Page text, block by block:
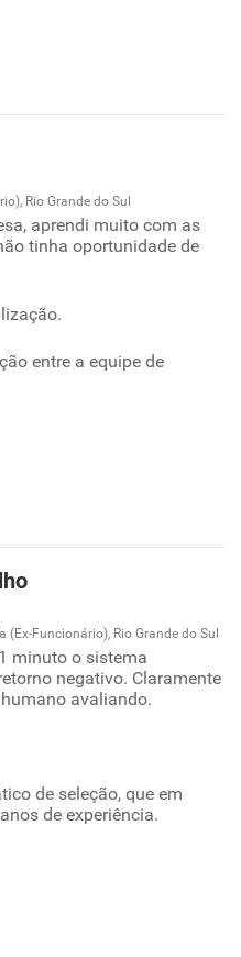
Rio Grande do Sul
aprendi muito com as
tinha oportunidade de
entre a equipe de
Funcionário), Rio Grande do Sul
minuto o sistema
negativo. Claramente
avaliando.
de seleção, que em
de experiência.